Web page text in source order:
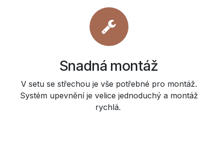
Snadná montáž
V setu se střechou je vše potřebné pro montáž.
Systém upevnění je velice jednoduchý a montáž
rychlá.